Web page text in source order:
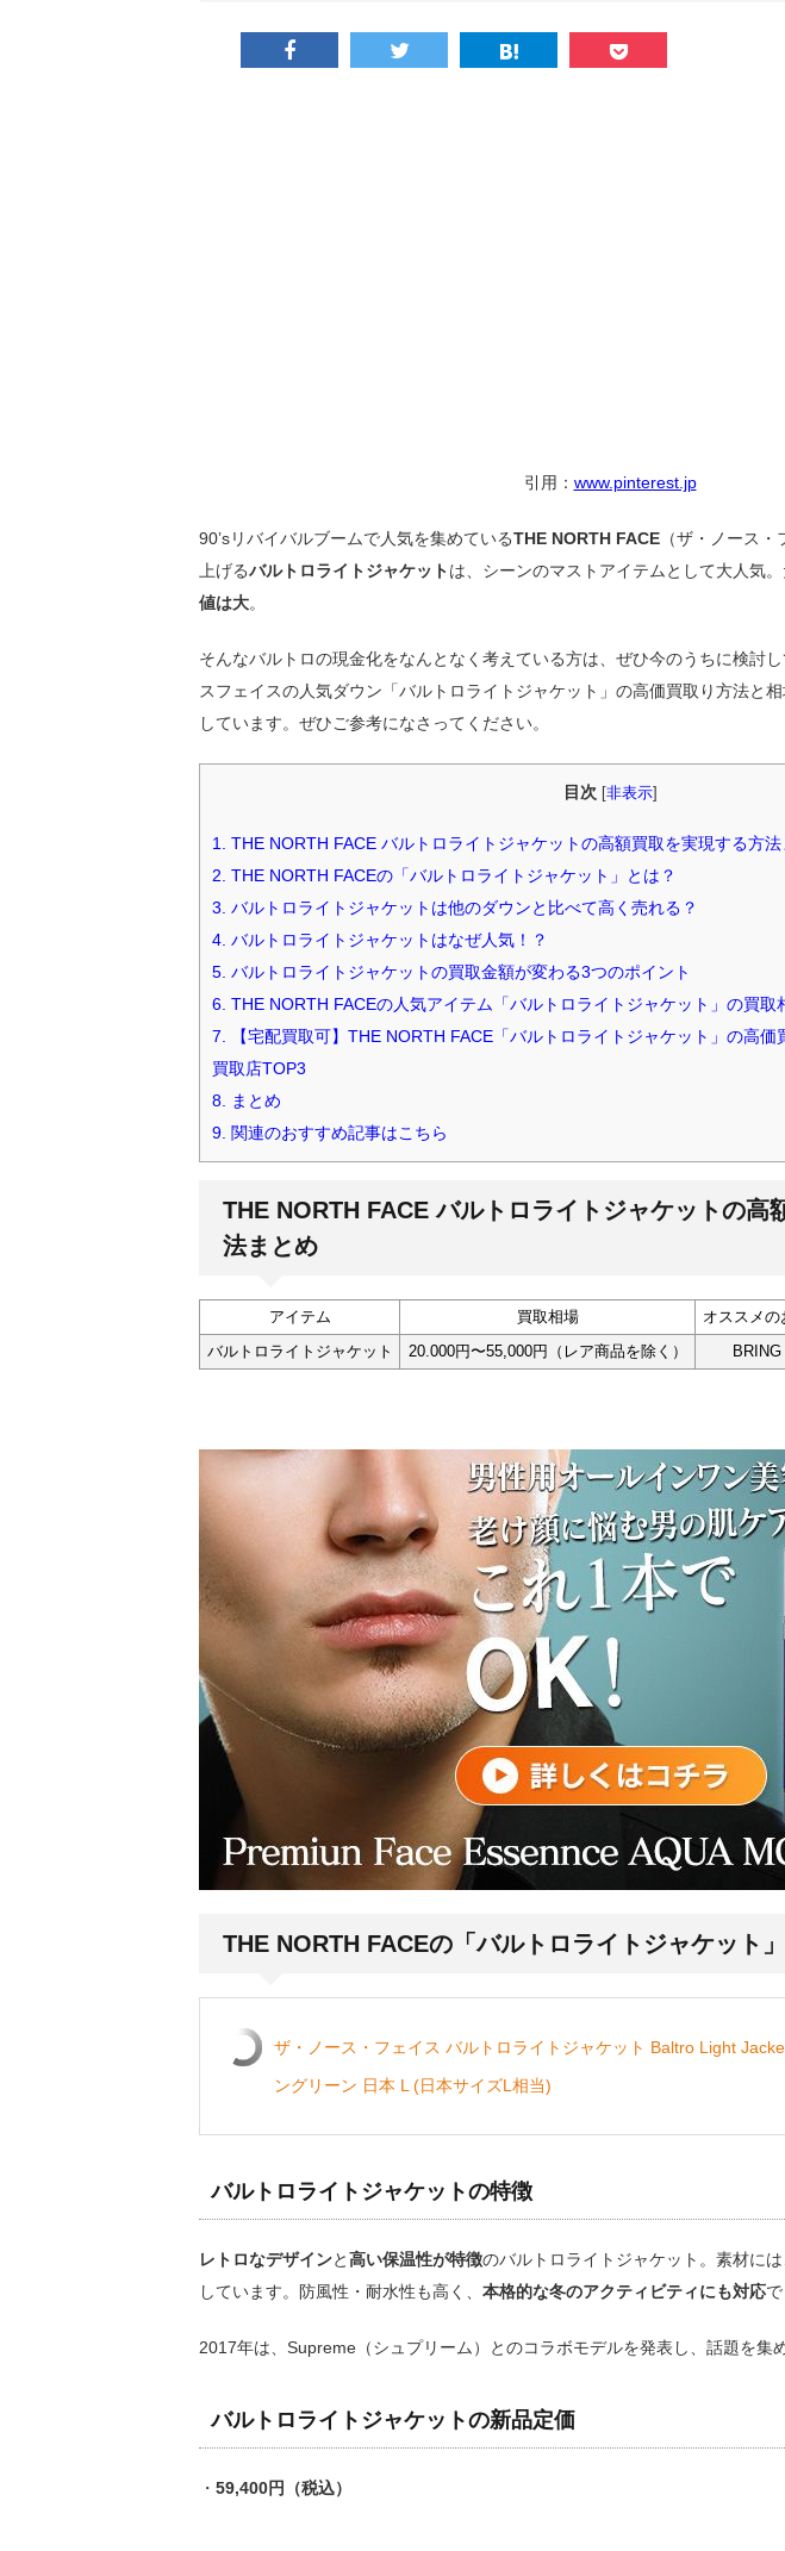
引用： www.pinterest.jp
90’sリバイバルブームで人気を集めているTHE NORTH FACE （ザ・ノース
上げるバルトロライトジャケットは、シーンのマストアイテムとして大人気。
値は大。
そんなバルトロの現金化をなんとなく考えている方は、ぜひ今のうちに検討
スフェイスの人気ダウン「バルトロライトジャケット」の高価買取り方法と
しています。ぜひご参考になさってください。
目次 非表示]
1. THE NORTH FACE バルトロライトジャケットの高額買取を実現する方法
2. THE NORTH FACEの「バルトロライトジャケット」とは？
3. バルトロライトジャケットは他のダウンと比べて高く売れる？
4. バルトロライトジャケットはなぜ人気！？
5. バルトロライトジャケットの買取金額が変わる3つのポイント
6. THE NORTH FACEの人気アイテム「バルトロライトジャケット」の買取
7. 【宅配買取可】THE NORTH FACE「バルトロライトジャケット」の高
買取店TOP3
8. まとめ
9. 関連のおすすめ記事はこちら
THE NORTH FACE バルトロライトジャケットの高
法まとめ
アイテム 買取相場 オススメの
バルトロライトジャケット
20.000円〜55,000円（レア商品を除く） BRING
THE NORTH FACEの「バルトロライトジャケット
ザ・ノース・フェイス バルトロライトジャケット Baltro Light
ングリーン 日本 L (日本サイズL相当)
バルトロライトジャケットの特徴
レトロなデザインと高い保温性が特徴のバルトロライトジャケット。素材に
しています。防風性・耐水性も高く、 本格的な冬のアクティビティにも対応
2017年は、Supreme（シュプリーム）とのコラボモデルを発表し、話題を集
バルトロライトジャケットの新品定価
・ 59,400円（税込）